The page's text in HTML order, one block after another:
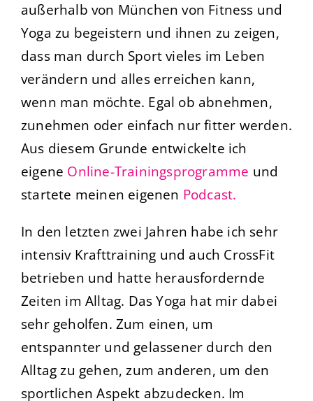
außerhalb von München von Fitness und
Yoga zu begeistern und ihnen zu zeigen,
dass man durch Sport vieles im Leben
verändern und alles erreichen kann,
wenn man möchte. Egal ob abnehmen,
zunehmen oder einfach nur fitter werden.
Aus diesem Grunde entwickelte ich
eigene Online-Trainingsprogramme und
startete meinen eigenen Podcast.
In den letzten zwei Jahren habe ich sehr
intensiv Krafttraining und auch CrossFit
betrieben und hatte herausfordernde
Zeiten im Alltag. Das Yoga hat mir dabei
sehr geholfen. Zum einen, um
entspannter und gelassener durch den
Alltag zu gehen, zum anderen, um den
sportlichen Aspekt abzudecken. Im